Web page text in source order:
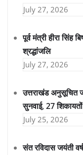
July 27, 2026
पूर्व मंत्री हीरा सिंह
श्रद्धांजलि
July 27, 2026
उत्तराखंड अनुसूचित
सुनवाई, 27
July 25, 2026
संत रविदास जयंती